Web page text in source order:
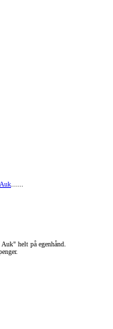
Auk
helt på egenhånd.